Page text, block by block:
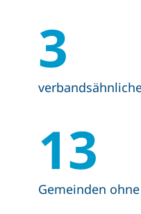
3
13
Gemeinden